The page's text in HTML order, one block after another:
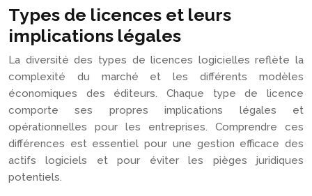
Types de licences et leurs
implications légales
La diversité des types de licences logicielles reflète la
complexité du marché et les différents modèles
économiques des éditeurs. Chaque type de licence
comporte ses propres implications légales et
opérationnelles pour les entreprises. Comprendre ces
différences est essentiel pour une gestion efficace des
actifs logiciels et pour éviter les pièges juridiques
potentiels.